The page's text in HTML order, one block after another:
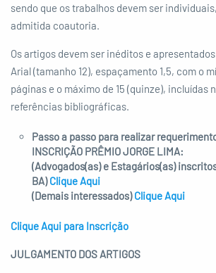
sendo que os trabalhos devem ser
admitida coautoria.
Os artigos devem ser inéditos e
Arial (tamanho 12), espaçamento 1,5, com o
páginas e o máximo de 15 (quinze), incluídas
referências bibliográficas.
Passo a passo para realizar
INSCRIÇÃO PRÊMIO JORGE LIMA:
(Advogados(as) e Estagários(as)
BA)Clique Aqui
(Demais interessados)Clique Aqui
Clique Aqui para Inscrição
JULGAMENTO DOS ARTIGOS